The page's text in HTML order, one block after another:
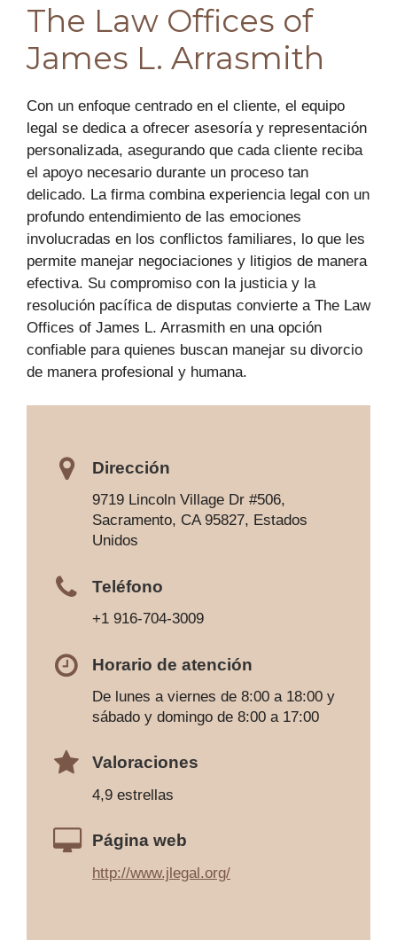
The Law Offices of
James L. Arrasmith
Con un enfoque centrado en el cliente, el equipo
legal se dedica a ofrecer asesoría y representación
personalizada, asegurando que cada cliente reciba
el apoyo necesario durante un proceso tan
delicado. La firma combina experiencia legal con un
profundo entendimiento de las emociones
involucradas en los conflictos familiares, lo que les
permite manejar negociaciones y litigios de manera
efectiva. Su compromiso con la justicia y la
resolución pacífica de disputas convierte a The Law
Offices of James L. Arrasmith en una opción
confiable para quienes buscan manejar su divorcio
de manera profesional y humana.
Dirección
9719 Lincoln Village Dr #506,
Sacramento, CA 95827, Estados
Unidos
Teléfono
+1 916-704-3009
Horario de atención
De lunes a viernes de 8:00 a 18:00 y
sábado y domingo de 8:00 a 17:00
Valoraciones
4,9 estrellas
Página web
http://www.jlegal.org/